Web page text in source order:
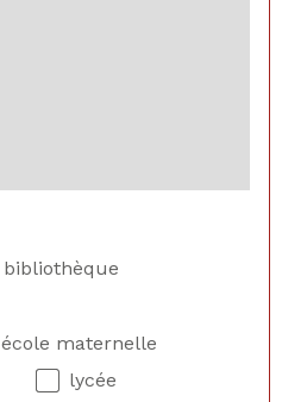
bibliothèque
école maternelle
lycée